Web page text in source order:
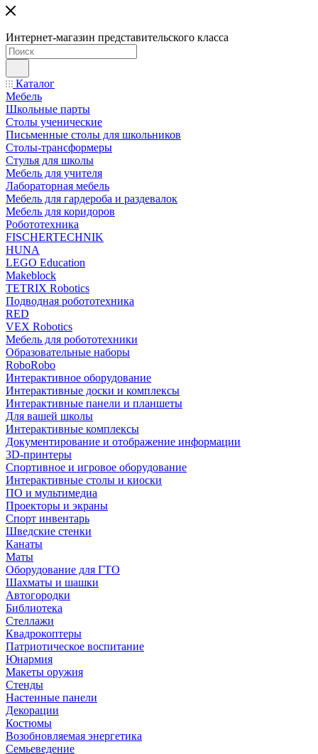
Интернет-магазин представительского класса
Каталог
Мебель
Школьные парты
Столы ученические
Письменные столы для школьников
Столы-трансформеры
Стулья для школы
Мебель для учителя
Лабораторная мебель
Мебель для гардероба и раздевалок
Мебель для коридоров
Робототехника
FISCHERTECHNIK
HUNA
LEGO Education
Makeblock
TETRIX Robotics
Подводная робототехника
RED
VEX Robotics
Мебель для робототехники
Образовательные наборы
RoboRobo
Интерактивное оборудование
Интерактивные доски и комплексы
Интерактивные панели и планшеты
Для вашей школы
Интерактивные комплексы
Документирование и отображение информации
3D-принтеры
Спортивное и игровое оборудование
Интерактивные столы и киоски
ПО и мультимедиа
Проекторы и экраны
Спорт инвентарь
Шведские стенки
Канаты
Маты
Оборудование для ГТО
Шахматы и шашки
Автогородки
Библиотека
Стеллажи
Квадрокоптеры
Патриотическое воспитание
Юнармия
Макеты оружия
Стенды
Настенные панели
Декорации
Костюмы
Возобновляемая энергетика
Семьеведение